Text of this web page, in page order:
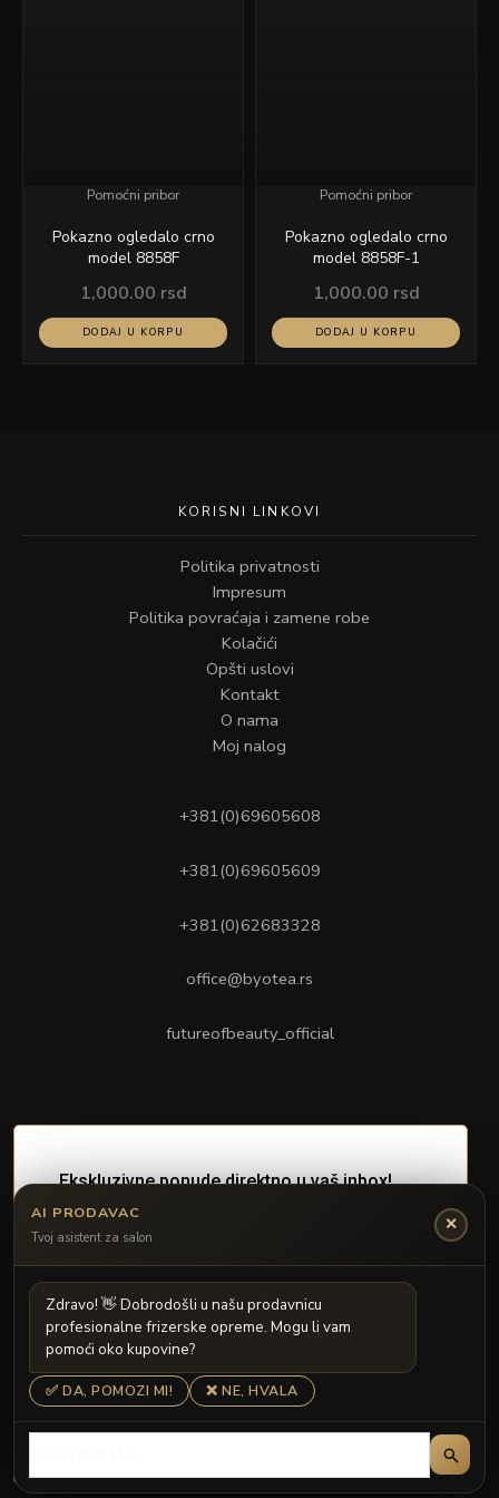
Pomoćni pribor
Pokazno ogledalo crno
model 8858F
1,000.00 rsd
DODAJ U KORPU
Pomoćni pribor
Pokazno ogledalo crno
model 8858F-1
1,000.00 rsd
DODAJ U KORPU
KORISNI LINKOVI
Politika privatnosti
Impresum
Politika povraćaja i zamene robe
Kolačići
Opšti uslovi
Kontakt
O nama
Moj nalog
+381(0)69605608
+381(0)69605609
+381(0)62683328
office@byotea.rs
futureofbeauty_official
AI PRODAVAC
Tvoj asistent za salon
✕
Zdravo! Dobrodošli u našu prodavnicu
profesionalne frizerske opreme. Mogu li vam
pomoći oko kupovine?
✅ DA, POMOZI MI! ❌ NE, HVALA